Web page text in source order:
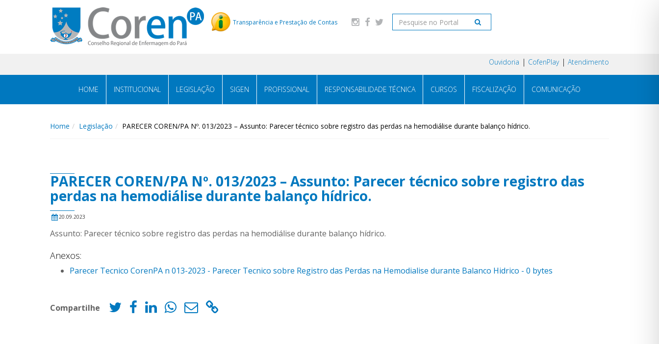
Transparência e Prestação de Contas
Ouvidoria CofenPlay Atendimento
HOME INSTITUCIONAL LEGISLAÇÃO SIGEN PROFISSIONAL RESPONSABILIDADE TÉCNICA CURSOS FISCALIZAÇÃO COMUNICAÇÃO
Home Legislação PARECER COREN/PA Nº. 013/2023 – Assunto: Parecer técnico sobre registro das perdas na hemodiálise durante balanço hídrico.
PARECER COREN/PA Nº. 013/2023 – Assunto: Parecer técnico sobre registro das
perdas na hemodiálise durante balanço hídrico.
20.09.2023
Assunto: Parecer técnico sobre registro das perdas na hemodiálise durante balanço hídrico.
Anexos:
Parecer Tecnico CorenPA n 013-2023 - Parecer Tecnico sobre Registro das Perdas na Hemodialise durante Balanco Hidrico - 0 bytes
Compartilhe